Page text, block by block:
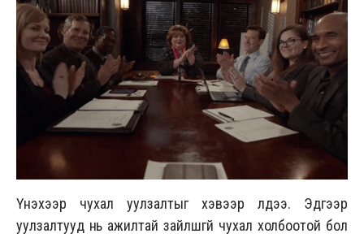
Үнэхээр чухал уулзалтыг хэвээр үлдээ. Эдгээр
уулзалтууд нь ажилтай зайлшгүй чухал холбоотой бол